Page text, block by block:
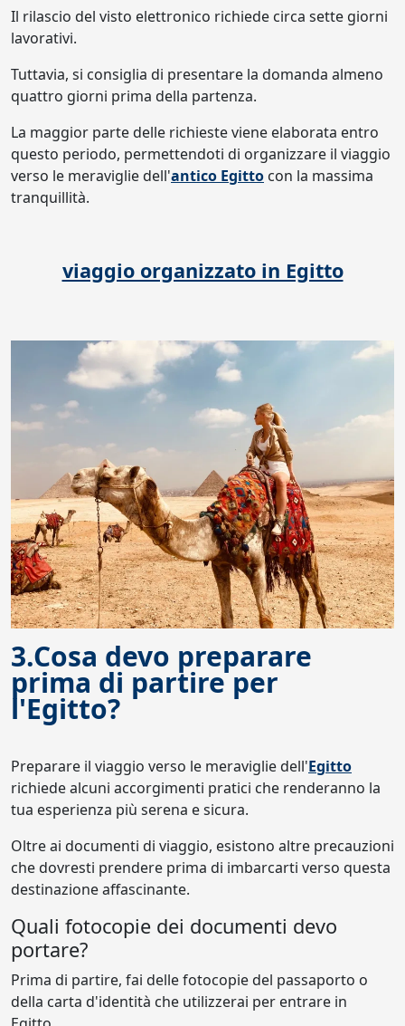
Il rilascio del visto elettronico richiede circa sette giorni
lavorativi.
Tuttavia, si consiglia di presentare la domanda almeno
quattro giorni prima della partenza.
La maggior parte delle richieste viene elaborata entro
questo periodo, permettendoti di organizzare il viaggio
verso le meraviglie dell'antico Egitto con la massima
tranquillità.
viaggio organizzato in Egitto
3.Cosa devo preparare
prima di partire per
l'Egitto?
Preparare il viaggio verso le meraviglie dell'Egitto
richiede alcuni accorgimenti pratici che renderanno la
tua esperienza più serena e sicura.
Oltre ai documenti di viaggio, esistono altre precauzioni
che dovresti prendere prima di imbarcarti verso questa
destinazione affascinante.
Quali fotocopie dei documenti devo
portare?
Prima di partire, fai delle fotocopie del passaporto o
della carta d'identità che utilizzerai per entrare in